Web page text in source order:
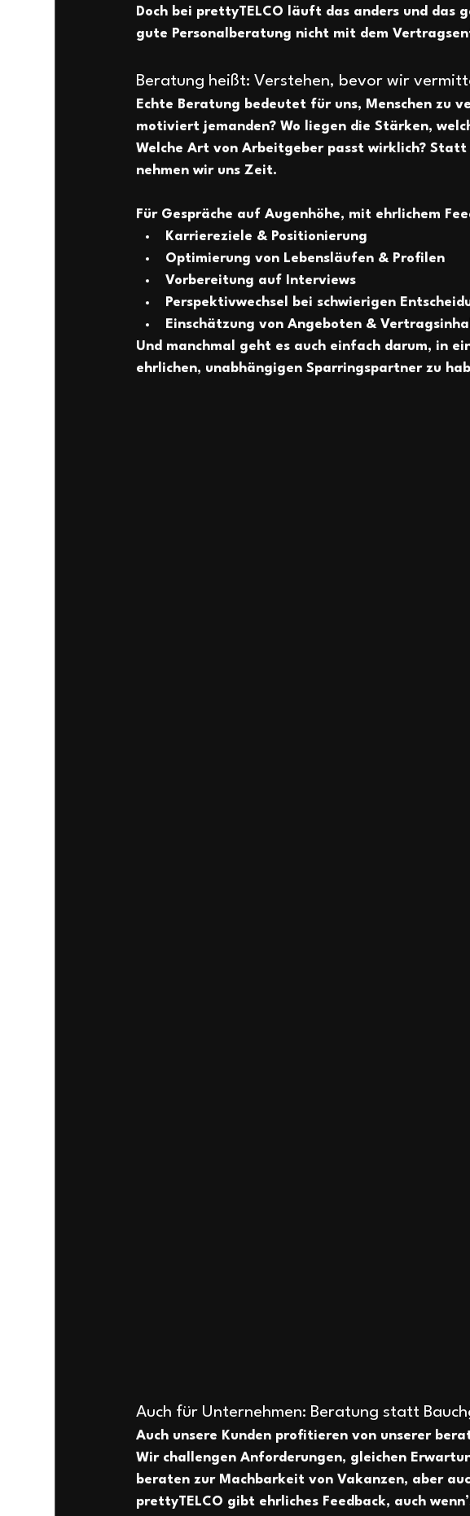
Doch bei prettyTELCO läuft das anders und das
gute Personalberatung nicht mit dem
Beratung heißt: Verstehen, bevor wir
Echte Beratung bedeutet für uns, Menschen zu
motiviert jemanden? Wo liegen die Stärken,
Welche Art von Arbeitgeber passt wirklich? Statt
nehmen wir uns Zeit.
Für Gespräche auf Augenhöhe, mit ehrlichem
Karriereziele & Positionierung
Optimierung von Lebensläufen & Profilen
Vorbereitung auf Interviews
Perspektivwechsel bei schwierigen
Einschätzung von Angeboten &
Und manchmal geht es auch einfach darum, in
ehrlichen, unabhängigen Sparringspartner zu
Auch für Unternehmen: Beratung statt
Auch unsere Kunden profitieren von unserer
Wir challengen Anforderungen, gleichen
beraten zur Machbarkeit von Vakanzen, aber
prettyTELCO gibt ehrliches Feedback, auch